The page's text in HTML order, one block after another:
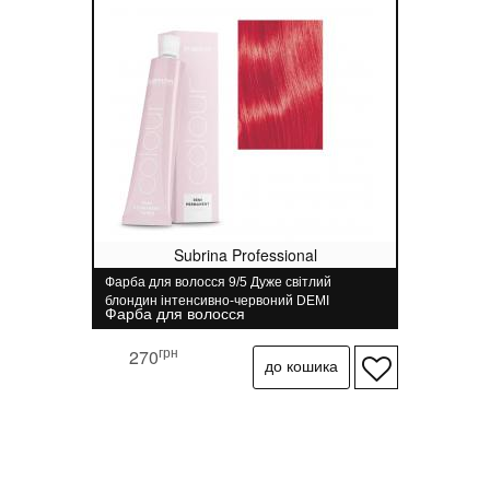
Subrina Professional
Фарба для волосся 9/5 Дуже світлий
блондин інтенсивно-червоний DEMI
COLOUR Subrina Professional 60 мл
Фарба для волосся
270грн